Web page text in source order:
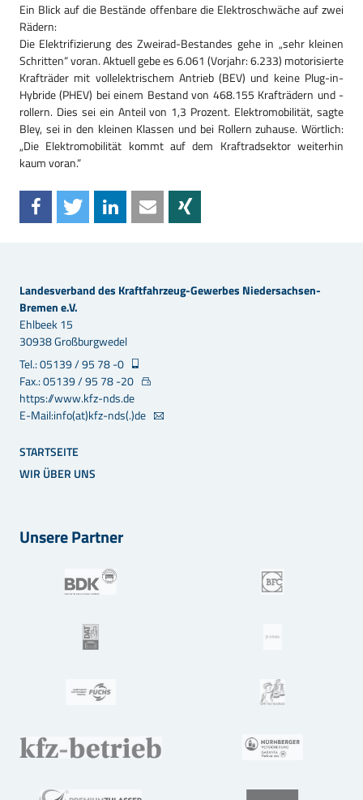
Ein Blick auf die Bestände offenbare die Elektroschwäche auf zwei
Rädern:
Die Elektrifizierung des Zweirad-Bestandes gehe in „sehr kleinen
Schritten“ voran. Aktuell gebe es 6.061 (Vorjahr: 6.233) motorisierte
Krafträder mit vollelektrischem Antrieb (BEV) und keine Plug-in-
Hybride (PHEV) bei einem Bestand von 468.155 Krafträdern und -
rollern. Dies sei ein Anteil von 1,3 Prozent. Elektromobilität, sagte
Bley, sei in den kleinen Klassen und bei Rollern zuhause. Wörtlich:
„Die Elektromobilität kommt auf dem Kraftradsektor weiterhin
kaum voran.“
Landesverband des Kraftfahrzeug-Gewerbes Niedersachsen-
Bremen e.V.
Ehlbeek 15
30938 Großburgwedel
Tel.: 05139 / 95 78 -0
Fax.: 05139 / 95 78 -20
https://www.kfz-nds.de
E-Mail:info(at)kfz-nds(.)de
STARTSEITE
WIR ÜBER UNS
Unsere Partner